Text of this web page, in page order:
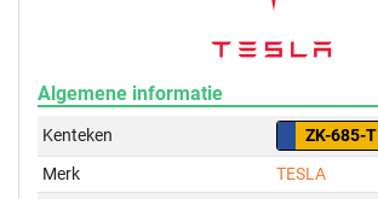
Algemene informatie
Kenteken
ZK-685-T
Merk
TESLA